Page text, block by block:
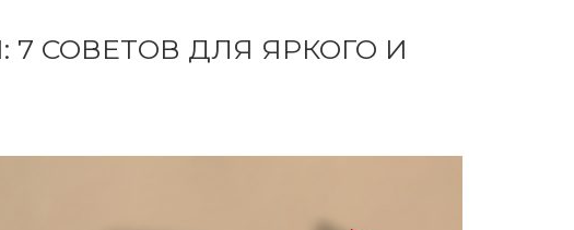
СОВЕТОВ ДЛЯ ЯРКОГО И